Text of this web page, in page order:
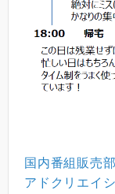
国内番組販売
アドクリエイ